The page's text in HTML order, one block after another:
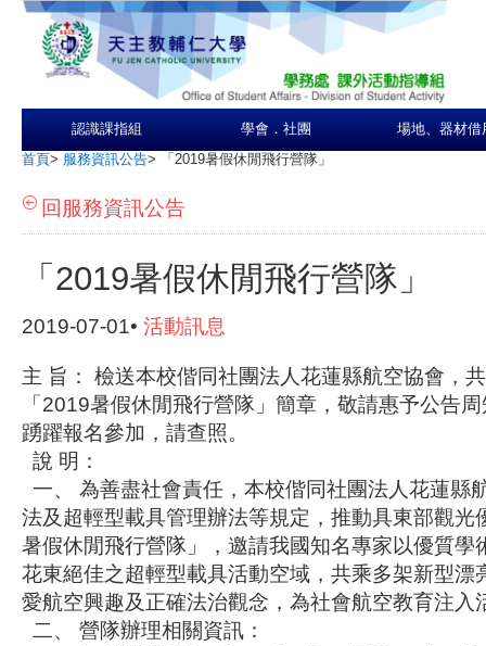
認識課指組 學會．社團 場地、器材借
首頁> 服務資訊公告> 「2019暑假休閒飛行營隊」
回服務資訊公告
「2019暑假休閒飛行營隊」
2019-07-01• 活動訊息
主 旨： 檢送本校偕同社團法人花蓮縣航空協會，
「2019暑假休閒飛行營隊」簡章，敬請惠予公告
踴躍報名參加，請查照。
說 明：
一、 為善盡社會責任，本校偕同社團法人花蓮縣
法及超輕型載具管理辦法等規定，推動具東部觀光
暑假休閒飛行營隊」，邀請我國知名專家以優質學
花東絕佳之超輕型載具活動空域，共乘多架新型漂
愛航空興趣及正確法治觀念，為社會航空教育注
二、 營隊辦理相關資訊：